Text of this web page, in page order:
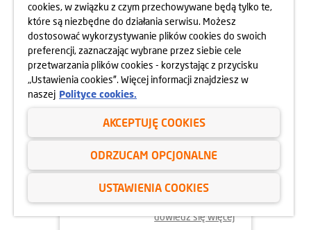
05.06.2025
DBAMY O FORMĘ STRAŻAKÓW
dowiedz się więcej
cookies, w związku z czym przechowywane będą tylko te,
które są niezbędne do działania serwisu. Możesz
dostosować wykorzystywanie plików cookies do swoich
preferencji, zaznaczając wybrane przez siebie cele
przetwarzania plików cookies - korzystając z przycisku
„Ustawienia cookies”. Więcej informacji znajdziesz w
naszej Polityce cookies.
AKCEPTUJĘ COOKIES
ODRZUCAM OPCJONALNE
USTAWIENIA COOKIES